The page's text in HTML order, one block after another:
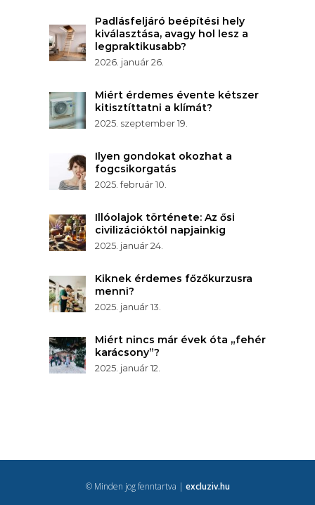
Padlásfeljáró beépítési hely
kiválasztása, avagy hol lesz a
legpraktikusabb?
2026. január 26.
Miért érdemes évente kétszer
kitisztíttatni a klímát?
2025. szeptember 19.
Ilyen gondokat okozhat a
fogcsikorgatás
2025. február 10.
Illóolajok története: Az ősi
civilizációktól napjainkig
2025. január 24.
Kiknek érdemes főzőkurzusra
menni?
2025. január 13.
Miért nincs már évek óta „fehér
karácsony”?
2025. január 12.
© Minden jog fenntartva | excluziv.hu